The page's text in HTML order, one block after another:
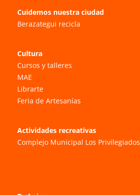
Cuidemos nuestra ciudad
Berazategui recicla
Cultura
Cursos y talleres
MAE
Librarte
Feria de Artesanías
Actividades recreativas
Complejo Municipal Los Privilegiados